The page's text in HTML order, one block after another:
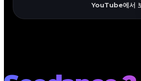
Seedance 1.0 Pro i2v
1080p는 새로운 킹 AI입니
YouTube에서